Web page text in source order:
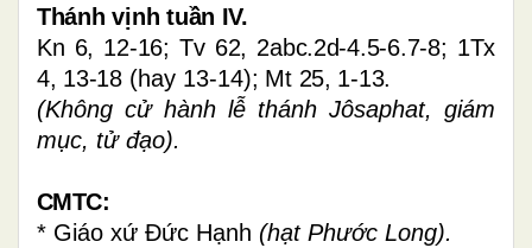
Thánh vịnh tuần IV.
Kn 6, 12-16; Tv 62, 2abc.2d-4.5-6.7-8; 1Tx
4, 13-18 (hay 13-14); Mt 25, 1-13.
(Không cử hành lễ thánh Jôsaphat, giám
mục, tử đạo).
CMTC:
* Giáo xứ Đức Hạnh (hạt Phước Long).